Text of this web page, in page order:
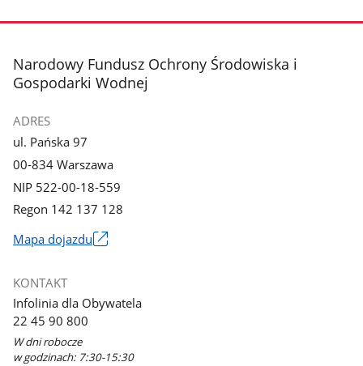
stopka
Narodowy Fundusz Ochrony Środowiska i
Gospodarki Wodnej
ADRES
ul. Pańska 97
00-834 Warszawa
NIP 522-00-18-559
Regon 142 137 128
Mapa dojazdu
się
w
nowym
oknie
KONTAKT
Infolinia dla Obywatela
22 45 90 800
W dni robocze
w godzinach: 7:30-15:30